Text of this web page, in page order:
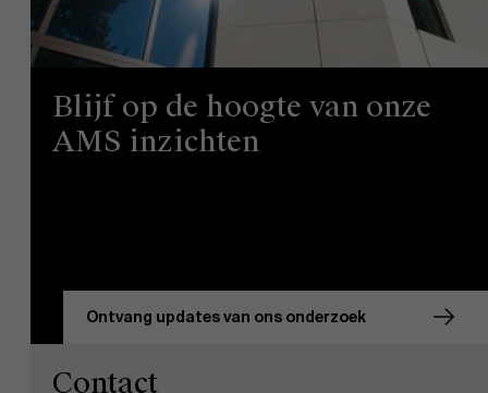
Blijf op de hoogte van onze
AMS inzichten
Ontvang updates van ons onderzoek
Contact